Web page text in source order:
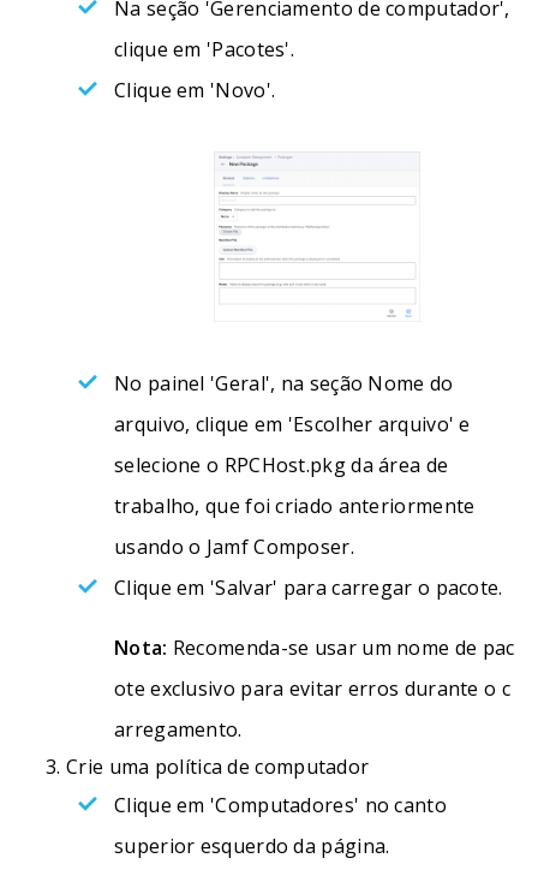
Na seção 'Gerenciamento de computador',
clique em 'Pacotes'.
Clique em 'Novo'.
No painel 'Geral', na seção Nome do
arquivo, clique em 'Escolher arquivo' e
selecione o RPCHost.pkg da área de
trabalho, que foi criado anteriormente
usando o Jamf Composer.
Clique em 'Salvar' para carregar o pacote.
Nota: Recomenda-se usar um nome de pac
ote exclusivo para evitar erros durante o c
arregamento.
Crie uma política de computador
Clique em 'Computadores' no canto
superior esquerdo da página.